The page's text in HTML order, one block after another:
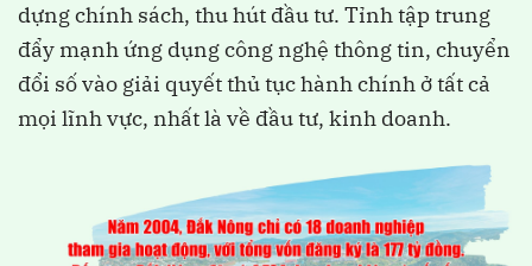
dựng chính sách, thu hút đầu tư. Tỉnh tập trung
đẩy mạnh ứng dụng công nghệ thông tin, chuyển
đổi số vào giải quyết thủ tục hành chính ở tất cả
mọi lĩnh vực, nhất là về đầu tư, kinh doanh.